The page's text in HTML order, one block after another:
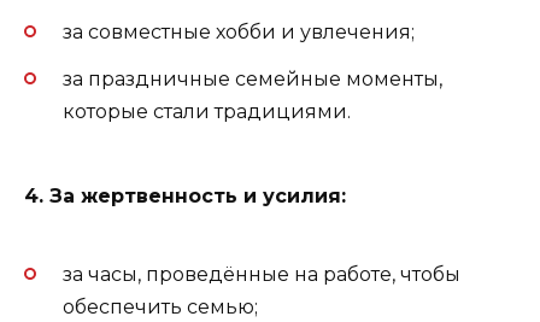
за совместные хобби и увлечения;
за праздничные семейные моменты,
которые стали традициями.
4. За жертвенность и усилия:
за часы, проведённые на работе, чтобы
обеспечить семью;